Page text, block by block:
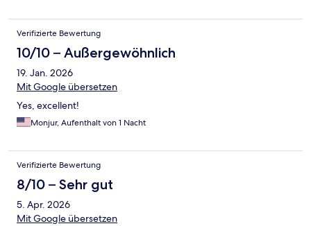
Verifizierte Bewertung
10/10 – Außergewöhnlich
19. Jan. 2026
Mit Google übersetzen
Yes, excellent!
Monjur, Aufenthalt von 1 Nacht
Verifizierte Bewertung
8/10 – Sehr gut
5. Apr. 2026
Mit Google übersetzen